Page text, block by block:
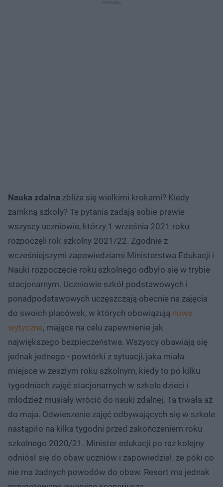
Nauka zdalna zbliża się wielkimi krokami? Kiedy
zamkną szkoły? Te pytania zadają sobie prawie
wszyscy uczniowie, którzy 1 września 2021 roku
rozpoczęli rok szkolny 2021/22. Zgodnie z
wcześniejszymi zapowiedziami Ministerstwa Edukacji i
Nauki rozpoczęcie roku szkolnego odbyło się w trybie
stacjonarnym. Uczniowie szkół podstawowych i
ponadpodstawowych uczęszczają obecnie na zajęcia
do swoich placówek, w których obowiązują nowe
wytyczne, mające na celu zapewnienie jak
największego bezpieczeństwa. Wszyscy obawiają się
jednak jednego - powtórki z sytuacji, jaka miała
miejsce w zeszłym roku szkolnym, kiedy to po kilku
tygodniach zajęć stacjonarnych w szkole dzieci i
młodzież musiały wrócić do nauki zdalnej. Ta trwała aż
do maja. Odwieszenie zajęć odbywających się w szkole
nastąpiło na kilka tygodni przed zakończeniem roku
szkolnego 2020/21. Minister edukacji po raz kolejny
odniósł się do obaw uczniów i zapowiedział, że póki co
nie ma żadnych powodów do obaw. Resort ma jednak